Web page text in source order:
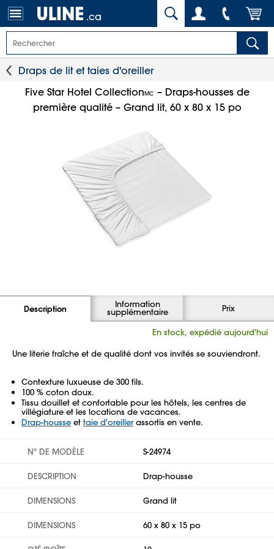
.ca
Draps de lit et taies d'oreiller
Five Star Hotel CollectionMC – Draps-housses de
première qualité – Grand lit, 60 x 80 x 15 po
Description Information
supplémentaire Prix
En stock, expédié aujourd'hui
Une literie fraîche et de qualité dont vos invités se souviendront.
Contexture luxueuse de 300 fils.
100 % coton doux.
Tissu douillet et confortable pour les hôtels, les centres de
villégiature et les locations de vacances.
Drap-housse et taie d'oreiller assortis en vente.
Nº DE MODÈLE S-24974
DESCRIPTION Drap-housse
DIMENSIONS Grand lit
DIMENSIONS 60 x 80 x 15 po